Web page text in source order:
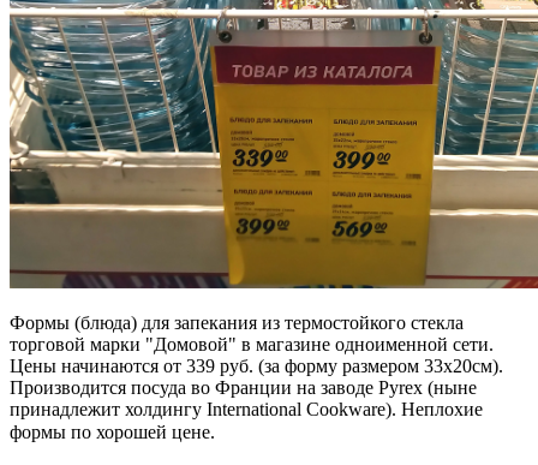
Формы (блюда) для запекания из термостойкого стекла
торговой марки "Домовой" в магазине одноименной сети.
Цены начинаются от 339 руб. (за форму размером 33х20см).
Производится посуда во Франции на заводе Pyrex (ныне
принадлежит холдингу International Cookware). Неплохие
формы по хорошей цене. ⠀